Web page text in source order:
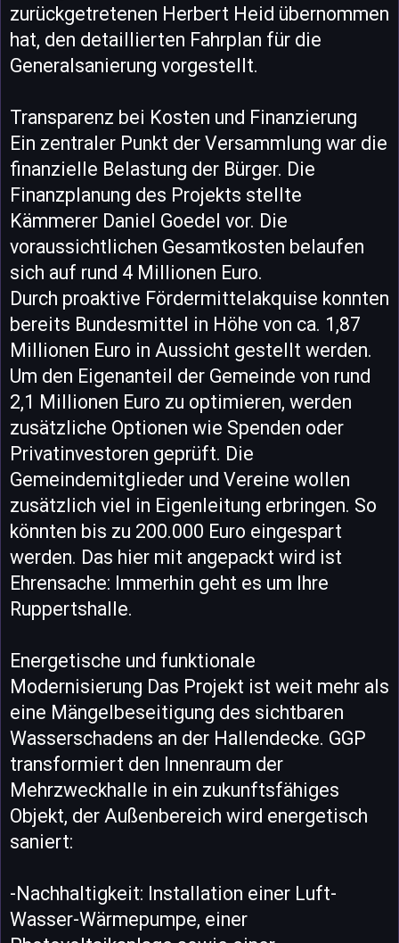
zurückgetretenen Herbert Heid übernommen
hat, den detaillierten Fahrplan für die
Generalsanierung vorgestellt.
Transparenz bei Kosten und Finanzierung
Ein zentraler Punkt der Versammlung war die
finanzielle Belastung der Bürger. Die
Finanzplanung des Projekts stellte
Kämmerer Daniel Goedel vor. Die
voraussichtlichen Gesamtkosten belaufen
sich auf rund 4 Millionen Euro.
Durch proaktive Fördermittelakquise konnten
bereits Bundesmittel in Höhe von ca. 1,87
Millionen Euro in Aussicht gestellt werden.
Um den Eigenanteil der Gemeinde von rund
2,1 Millionen Euro zu optimieren, werden
zusätzliche Optionen wie Spenden oder
Privatinvestoren geprüft. Die
Gemeindemitglieder und Vereine wollen
zusätzlich viel in Eigenleitung erbringen. So
könnten bis zu 200.000 Euro eingespart
werden. Das hier mit angepackt wird ist
Ehrensache: Immerhin geht es um Ihre
Ruppertshalle.
Energetische und funktionale
Modernisierung Das Projekt ist weit mehr als
eine Mängelbeseitigung des sichtbaren
Wasserschadens an der Hallendecke. GGP
transformiert den Innenraum der
Mehrzweckhalle in ein zukunftsfähiges
Objekt, der Außenbereich wird energetisch
saniert:
-Nachhaltigkeit: Installation einer Luft-
Wasser-Wärmepumpe, einer